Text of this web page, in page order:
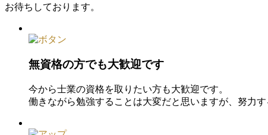
お待ちしております。
無資格の方でも大歓迎です
今から士業の資格を取りたい方も大歓迎です。
働きながら勉強することは大変だと思いますが、努力